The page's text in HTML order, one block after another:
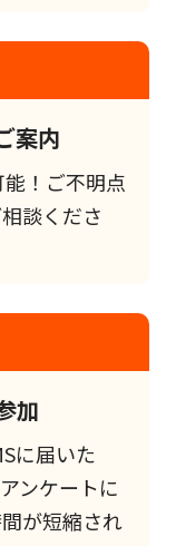
案内
！ご不明点
談くださ
加
に届いた
ンケートに
が短縮され